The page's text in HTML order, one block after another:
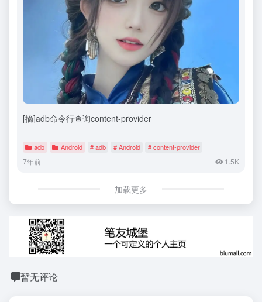
[摘]adb命令行查询content-provider
adb Android # adb # Android # content-provider
7年前 1.5K
加载更多
暂无评论